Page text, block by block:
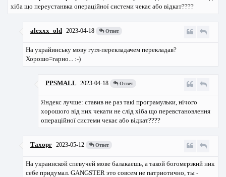
хіба що переустанвка операційної системи чекає або відкат????
alexxx_old 2023-04-18 Ответ
На украйинську мову гугл-перекладачем перекладав?
Хорошо=гарно... :-)
PPSMALL 2023-04-18 Ответ
Яндекс лучше: ставив не раз такі програмульки, нічого
хорошого від них чекати не слід хіба що перевстановлення
операційної системи чекає або відкат????
Тахорг 2023-05-12 Ответ
На украинской спевучей мове балакаешь, а такой богомерзкий ник
себе придумал. GANGSTER это совсем не патриотично, ты -